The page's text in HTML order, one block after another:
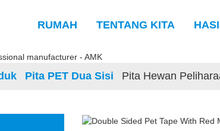
RUMAH TENTANG KITA
Pita PET Dua Sisi Pita Hewan